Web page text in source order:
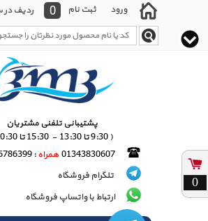
ورود ثبت نام 0 ردیف در
پشتیبانی تلفنی مشتریان
( 9:30 تا 13:30 - 15:30 تا 20:30 )
01343830607 همراه : 09216786399
تلگرام فروشگاه
ارتباط با واتساپ فروشگاه
0